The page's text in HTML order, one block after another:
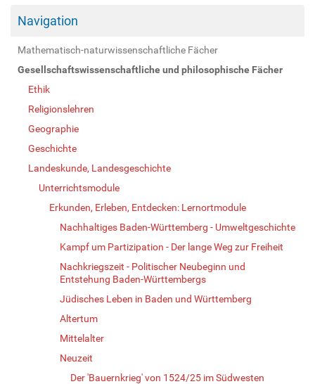
Navigation
Mathematisch-naturwissenschaftliche Fächer
Gesellschaftswissenschaftliche und philosophische Fächer
Ethik
Religionslehren
Geographie
Geschichte
Landeskunde, Landesgeschichte
Unterrichtsmodule
Erkunden, Erleben, Entdecken: Lernortmodule
Nachhaltiges Baden-Württemberg - Umweltgeschichte
Kampf um Partizipation - Der lange Weg zur Freiheit
Nachkriegszeit - Politischer Neubeginn und
Entstehung Baden-Württembergs
Jüdisches Leben in Baden und Württemberg
Altertum
Mittelalter
Neuzeit
Der 'Bauernkrieg' von 1524/25 im Südwesten